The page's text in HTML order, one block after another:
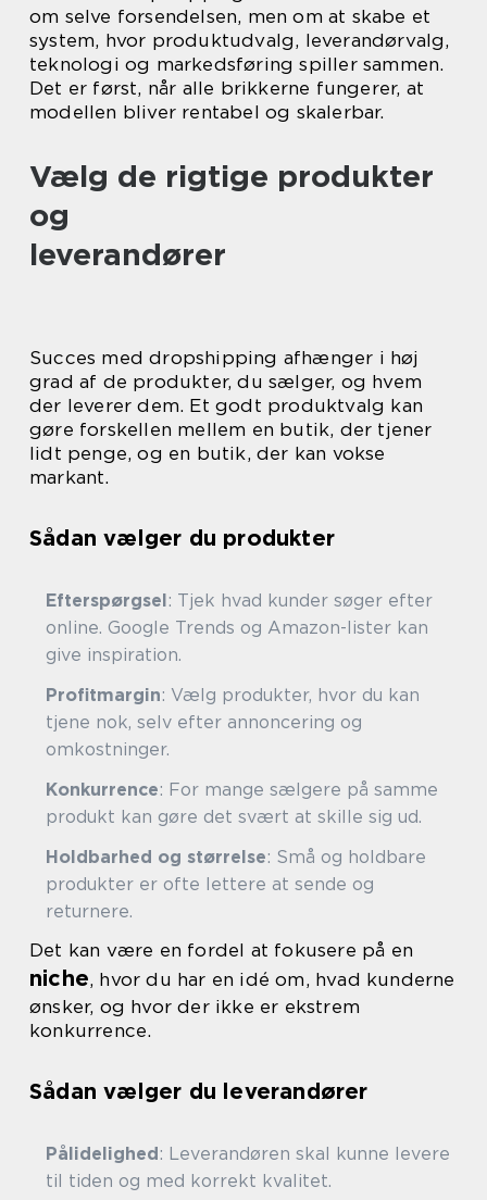
om selve forsendelsen, men om at skabe et
system, hvor produktudvalg, leverandørvalg,
teknologi og markedsføring spiller sammen.
Det er først, når alle brikkerne fungerer, at
modellen bliver rentabel og skalerbar.
Vælg de rigtige produkter
og
leverandører
Succes med dropshipping afhænger i høj
grad af de produkter, du sælger, og hvem
der leverer dem. Et godt produktvalg kan
gøre forskellen mellem en butik, der tjener
lidt penge, og en butik, der kan vokse
markant.
Sådan vælger du produkter
Efterspørgsel: Tjek hvad kunder søger efter
online. Google Trends og Amazon-lister kan
give inspiration.
Profitmargin: Vælg produkter, hvor du kan
tjene nok, selv efter annoncering og
omkostninger.
Konkurrence: For mange sælgere på samme
produkt kan gøre det svært at skille sig ud.
Holdbarhed og størrelse: Små og holdbare
produkter er ofte lettere at sende og
returnere.
Det kan være en fordel at fokusere på en
niche, hvor du har en idé om, hvad kunderne
ønsker, og hvor der ikke er ekstrem
konkurrence.
Sådan vælger du leverandører
Pålidelighed: Leverandøren skal kunne levere
til tiden og med korrekt kvalitet.